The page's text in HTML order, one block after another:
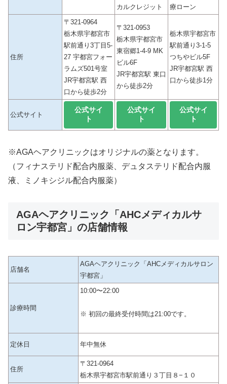
カルクレジット
療ローン
住所
〒321-0964
栃木県宇都宮市
駅前通り3丁目5-
27 宇都宮フォー
ラムズ501号室
JR宇都宮駅 西
口から徒歩2分
〒321-0953
栃木県宇都宮市
東宿郷1-4-9 MK
ビル6F
JR宇都宮駅 東口
から徒歩2分
栃木県宇都宮市
駅前通り3-1-5
つちやビル5F
JR宇都宮駅 西
口から徒歩1分
公式サイト
公式サイ
ト
公式サイ
ト
公式サイ
ト
※AGAヘアクリニックはオリジナルの薬となります。
（フィナステリド配合内服薬、デュタステリド配合内服
液、ミノキシジル配合内服薬）
AGAヘアクリニック「AHCメディカルサ
ロン宇都宮」の店舗情報
店舗名
AGAヘアクリニック「AHCメディカルサロン
宇都宮」
診療時間
10:00〜22:00
※ 初回の最終受付時間は21:00です。
定休日 年中無休
住所
〒321-0964
栃木県宇都宮市駅前通り３丁目８−１０